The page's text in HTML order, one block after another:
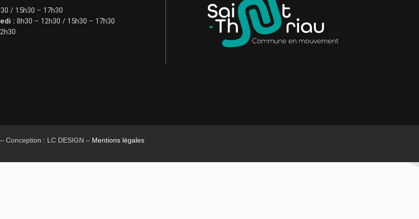
/ 15h30 – 17h30
: 8h30 – 12h30 / 15h30 – 17h30
Conception : LC DESIGN – Mentions légales